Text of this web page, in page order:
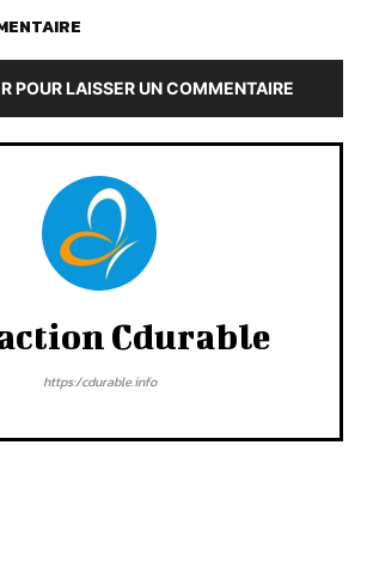
POUR LAISSER UN COMMENTAIRE
Cdurable
https:/cdurable.info